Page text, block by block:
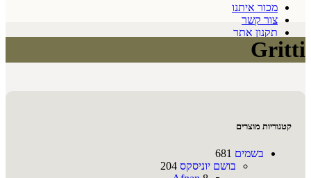
מכור איתנו
צור קשר
תקנון אתר
Gritti
קטגוריות מוצרים
בשמים 681
בושם יוניסקס 204